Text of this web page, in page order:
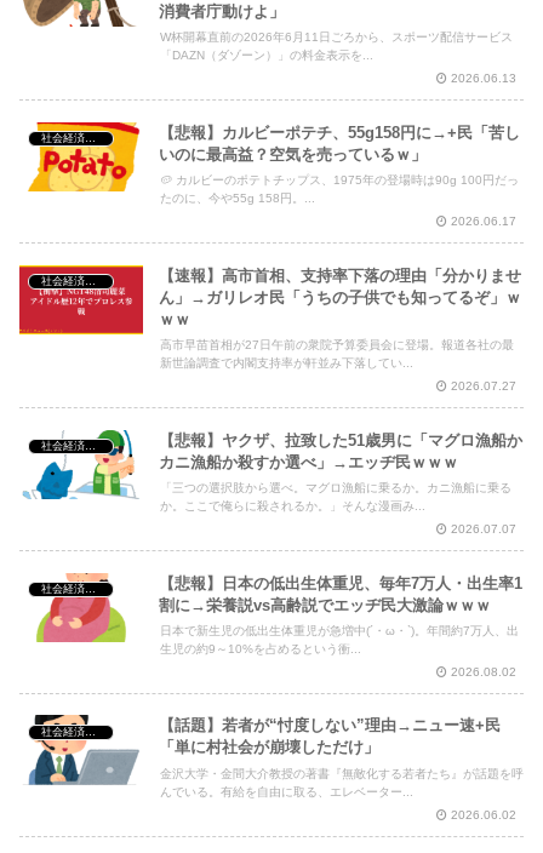
Powered by livedoor 相互RSS
消費者庁動けよ」
W杯開幕直前の2026年6月11日ごろから、スポーツ配信サービス
「DAZN（ダゾーン）」の料金表示を...
2026.06.13
【悲報】カルビーポテチ、55g158円に→+民「苦し
いのに最高益？空気を売っているｗ」
🥔 カルビーのポテトチップス、1975年の登場時は90g 100円だっ
たのに、今や55g 158円。...
2026.06.17
【速報】高市首相、支持率下落の理由「分かりませ
ん」→ガリレオ民「うちの子供でも知ってるぞ」ｗ
ｗｗ
高市早苗首相が27日午前の衆院予算委員会に登場。報道各社の最
新世論調査で内閣支持率が軒並み下落してい...
2026.07.27
【悲報】ヤクザ、拉致した51歳男に「マグロ漁船か
カニ漁船か殺すか選べ」→エッヂ民ｗｗｗ
「三つの選択肢から選べ。マグロ漁船に乗るか。カニ漁船に乗る
か。ここで俺らに殺されるか。」そんな漫画み...
2026.07.07
【悲報】日本の低出生体重児、毎年7万人・出生率1
割に→栄養説vs高齢説でエッヂ民大激論ｗｗｗ
日本で新生児の低出生体重児が急増中(´・ω・`)。年間約7万人、出
生児の約9～10%を占めるという衝...
2026.08.02
【話題】若者が“忖度しない”理由→ニュー速+民
「単に村社会が崩壊しただけ」
金沢大学・金間大介教授の著書『無敵化する若者たち』が話題を呼
んでいる。有給を自由に取る、エレベーター...
2026.06.02